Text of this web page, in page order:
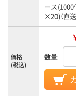
ース(1000
×20)（直送
価格
(税込)
数量